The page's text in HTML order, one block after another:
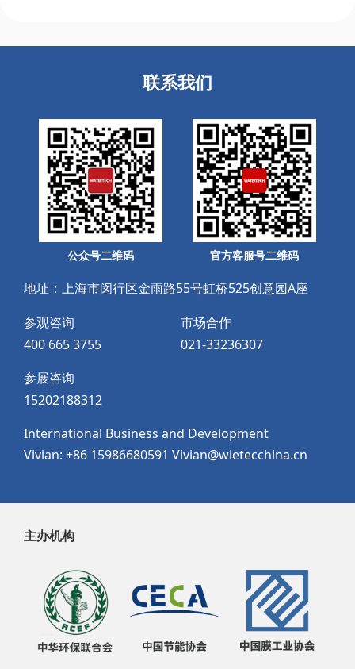
联系我们
公众号二维码 官方客服号二维码
地址：上海市闵行区金雨路55号虹桥525创意园A座
参观咨询
400 665 3755
市场合作
021-33236307
参展咨询
15202188312
International Business and Development
Vivian: +86 15986680591 Vivian@wietecchina.cn
主办机构